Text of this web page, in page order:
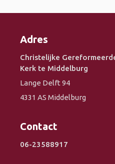
Adres
Christelijke
Kerk te Middelburg
Lange Delft 94
4331 AS Middelburg
Contact
06-23588917